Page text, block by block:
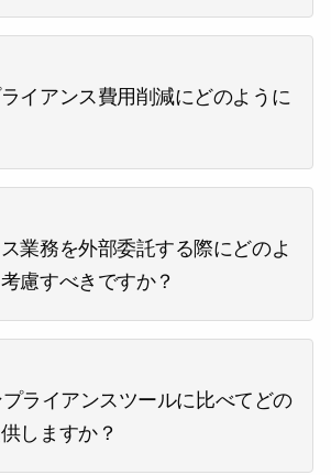
イアンス費用削減にどのように
業務を外部委託する際にどのよ
慮すべきですか？
ライアンスツールに比べてどの
しますか？